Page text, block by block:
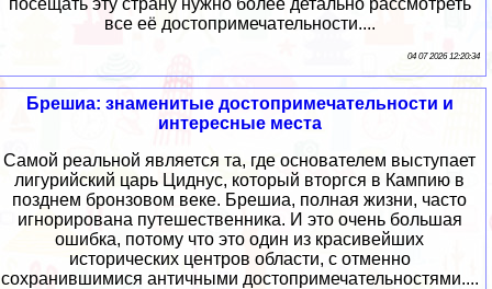
все её достопримечательности....
04 07 2026 12:20:34
Брешиа: знаменитые достопримечательности и
интересные места
Самой реальной является та, где основателем выступает
лигурийский царь Циднус, который вторгся в Кампию в
позднем бронзовом веке. Брешиа, полная жизни, часто
игнорирована путешественника. И это очень большая
ошибка, потому что это один из красивейших
исторических центров области, с отменно
сохранившимися античными достопримечательностями....